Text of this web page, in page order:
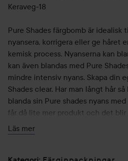
Keraveg-18
Pure Shades färgbomb är idealisk
nyansera, korrigera eller ge håret
kemisk process. Nyanserna kan
kan även blandas med Pure
mindre intensiv nyans. Skapa din
Shades clear. Har man långt hår
blanda sin Pure shades nyans
får då lite mer produkt och det
färgbomben i håret.
Läs mer